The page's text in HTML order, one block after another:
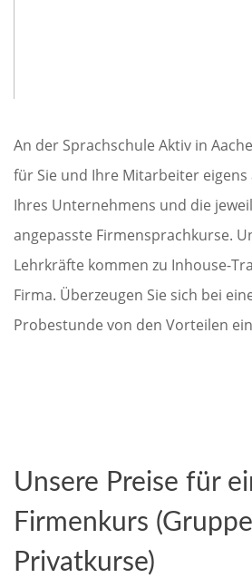
An der Sprachschule Aktiv in
für Sie und Ihre Mitarbeiter eigens
Ihres Unternehmens und die
angepasste Firmensprachkurse.
Lehrkräfte kommen zu Inhouse-
Firma. Überzeugen Sie sich bei
Probestunde von den Vorteilen
Unsere Preise für
Firmenkurs
Privatkurse)